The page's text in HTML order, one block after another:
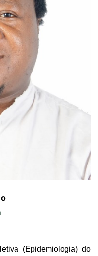
(Epidemiologia) do